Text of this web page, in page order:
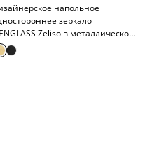
напольное
зеркало
Zeliso в металлической